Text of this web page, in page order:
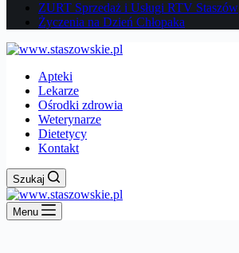
ZURT Sprzedaż i Usługi RTV Staszów
Życzenia na Dzień Chłopaka
Apteki
Lekarze
Ośrodki zdrowia
Weterynarze
Dietetycy
Kontakt
Szukaj
Menu